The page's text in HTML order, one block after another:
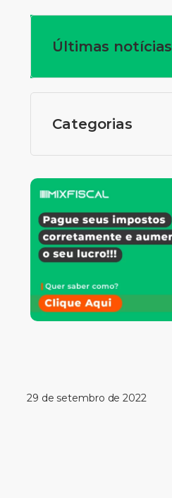
Últimas notícias
Categorias
29 de setembro de 2022